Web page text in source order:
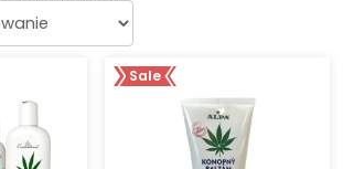
Sale